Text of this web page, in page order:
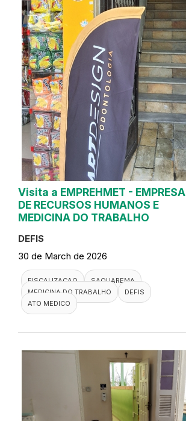
Visita a EMPREHMET - EMPRESA
DE RECURSOS HUMANOS E
MEDICINA DO TRABALHO
DEFIS
30 de March de 2026
FISCALIZACAO
SAQUAREMA
MEDICINA DO TRABALHO
DEFIS
ATO MEDICO